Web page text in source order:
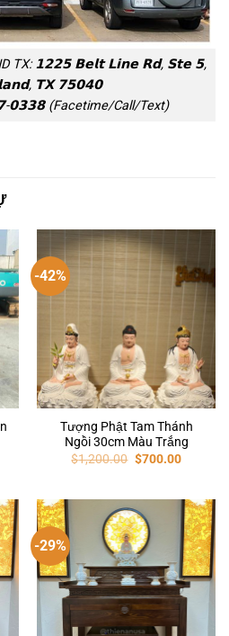
TX: 𝟭𝟮𝟮𝟱 𝗕𝗲𝗹𝘁 𝗟𝗶𝗻𝗲 𝗥𝗱, 𝗦𝘁𝗲 𝟱,
𝗧𝗫 𝟳𝟱𝟬𝟰𝟬
𝟬𝟯𝟯𝟴 (Facetime/Call/Text)
-42%
Tượng Phật Tam Thánh
Ngồi 30cm Màu Trắng
$1,200.00 $700.00
-29%